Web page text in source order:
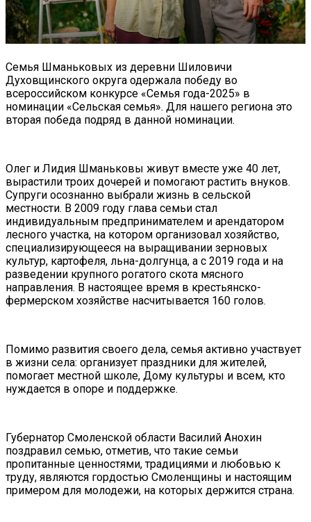
Семья Шманьковых из деревни Шиловичи
Духовщинского округа одержала победу во
всероссийском конкурсе «Семья года-2025» в
номинации «Сельская семья». Для нашего региона это
вторая победа подряд в данной номинации.
Олег и Лидия Шманьковы живут вместе уже 40 лет,
вырастили троих дочерей и помогают растить внуков.
Супруги осознанно выбрали жизнь в сельской
местности. В 2009 году глава семьи стал
индивидуальным предпринимателем и арендатором
лесного участка, на котором организовал хозяйство,
специализирующееся на выращивании зерновых
культур, картофеля, льна-долгунца, а с 2019 года и на
разведении крупного рогатого скота мясного
направления. В настоящее время в крестьянско-
фермерском хозяйстве насчитывается 160 голов.
Помимо развития своего дела, семья активно участвует
в жизни села: организует праздники для жителей,
помогает местной школе, Дому культуры и всем, кто
нуждается в опоре и поддержке.
Губернатор Смоленской области Василий Анохин
поздравил семью, отметив, что такие семьи
пропитанные ценностями, традициями и любовью к
труду, являются гордостью Смоленщины и настоящим
примером для молодежи, на которых держится страна.